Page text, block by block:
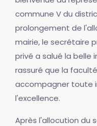
commune V du
prolongement de
mairie, le secrétaire
privé a salué la belle
rassuré que la
accompagner toute
l'excellence.
Après l'allocution du